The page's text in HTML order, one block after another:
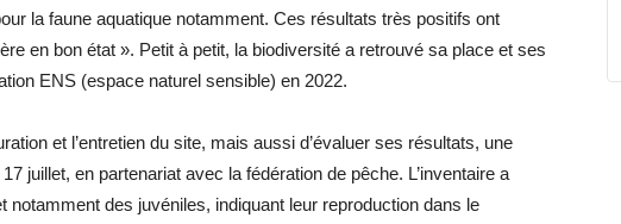
la faune aquatique notamment. Ces résultats très positifs ont
en bon état ». Petit à petit, la biodiversité a retrouvé sa place et ses
ENS (espace naturel sensible) en 2022.
et l’entretien du site, mais aussi d’évaluer ses résultats, une
juillet, en partenariat avec la fédération de pêche. L’inventaire a
notamment des juvéniles, indiquant leur reproduction dans le